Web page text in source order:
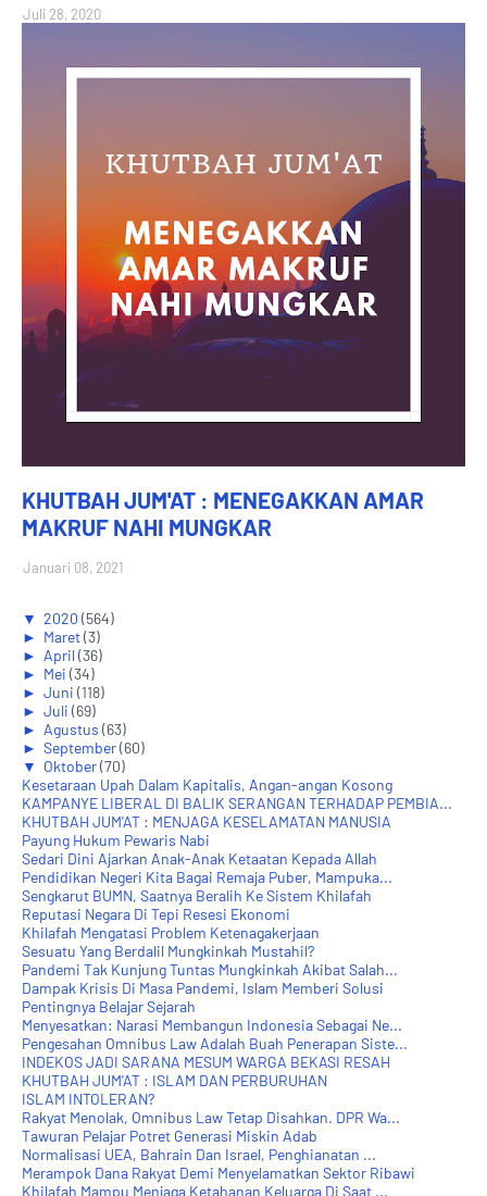
Juli 28, 2020
KHUTBAH JUM'AT : MENEGAKKAN AMAR
MAKRUF NAHI MUNGKAR
Januari 08, 2021
▼ 2020 (564)
► Maret(3)
► April(36)
► Mei (34)
► Juni (118)
► Juli (69)
► Agustus (63)
► September(60)
▼ Oktober(70)
Kesetaraan Upah Dalam Kapitalis, Angan-angan Kosong
KAMPANYE LIBERAL DI BALIK SERANGAN TERHADAP PEMBIA...
KHUTBAH JUM'AT : MENJAGA KESELAMATAN MANUSIA
Payung Hukum Pewaris Nabi
Sedari Dini Ajarkan Anak-Anak Ketaatan Kepada Allah
Pendidikan Negeri Kita Bagai Remaja Puber, Mampuka...
Sengkarut BUMN, Saatnya Beralih Ke Sistem Khilafah
Reputasi Negara Di Tepi Resesi Ekonomi
Khilafah Mengatasi Problem Ketenagakerjaan
Sesuatu Yang Berdalil Mungkinkah Mustahil?
Pandemi Tak Kunjung Tuntas Mungkinkah Akibat Salah...
Dampak Krisis Di Masa Pandemi, Islam Memberi Solusi
Pentingnya Belajar Sejarah
Menyesatkan: Narasi Membangun Indonesia Sebagai Ne...
Pengesahan Omnibus Law Adalah Buah Penerapan Siste...
INDEKOS JADI SARANA MESUM WARGA BEKASI RESAH
KHUTBAH JUM'AT : ISLAM DAN PERBURUHAN
ISLAM INTOLERAN?
Rakyat Menolak, Omnibus Law Tetap Disahkan. DPR Wa...
Tawuran Pelajar Potret Generasi Miskin Adab
Normalisasi UEA, Bahrain Dan Israel, Penghianatan ...
Merampok Dana Rakyat Demi Menyelamatkan Sektor Ribawi
Khilafah Mampu Menjaga Ketahanan Keluarga Di Saat ...